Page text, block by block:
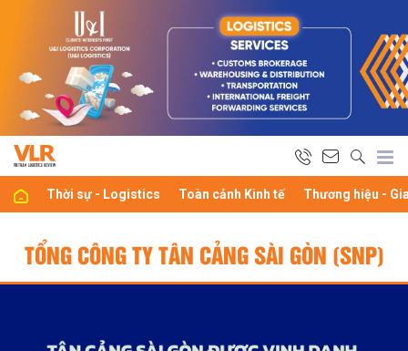
Thời sự - Logistics Toàn cảnh Kinh tế Thương hiệu -
TỔNG CÔNG TY TÂN CẢNG SÀI GÒN (SNP)